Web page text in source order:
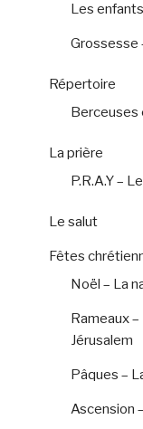
Les
Grossesse
Répertoire
Berceuses
La prière
P.R.A.Y –
Le salut
Fêtes
Noël – La
Rameaux
Jérusalem
Pâques –
Ascension